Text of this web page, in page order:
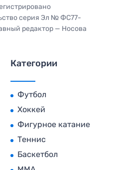
серия Эл № ФС77-
редактор — Носова
Категории
Футбол
Хоккей
Фигурное катание
Теннис
Баскетбол